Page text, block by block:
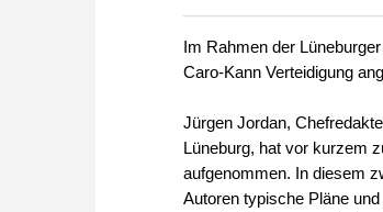
zuvor.
Im Rahmen der
Caro-Kann Verteidigung
Jürgen Jordan,
Lüneburg, hat vor kurzem
aufgenommen. In diesem
Autoren typische Pläne